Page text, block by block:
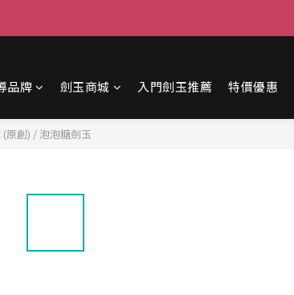
品牌 劍玉商城 入門劍玉推薦 特價優惠
原創) /泡泡糖劍玉